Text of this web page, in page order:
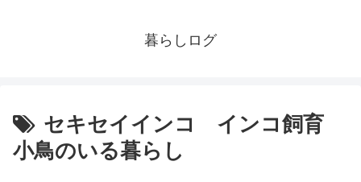
暮らしログ
セキセイインコ インコ飼育
小鳥のいる暮らし